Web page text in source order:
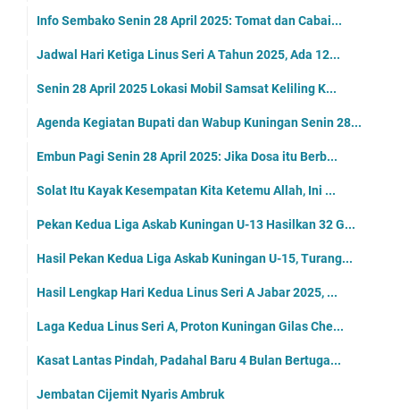
Info Sembako Senin 28 April 2025: Tomat dan Cabai...
Jadwal Hari Ketiga Linus Seri A Tahun 2025, Ada 12...
Senin 28 April 2025 Lokasi Mobil Samsat Keliling K...
Agenda Kegiatan Bupati dan Wabup Kuningan Senin 28...
Embun Pagi Senin 28 April 2025: Jika Dosa itu Berb...
Solat Itu Kayak Kesempatan Kita Ketemu Allah, Ini ...
Pekan Kedua Liga Askab Kuningan U-13 Hasilkan 32 G...
Hasil Pekan Kedua Liga Askab Kuningan U-15, Turang...
Hasil Lengkap Hari Kedua Linus Seri A Jabar 2025, ...
Laga Kedua Linus Seri A, Proton Kuningan Gilas Che...
Kasat Lantas Pindah, Padahal Baru 4 Bulan Bertuga...
Jembatan Cijemit Nyaris Ambruk